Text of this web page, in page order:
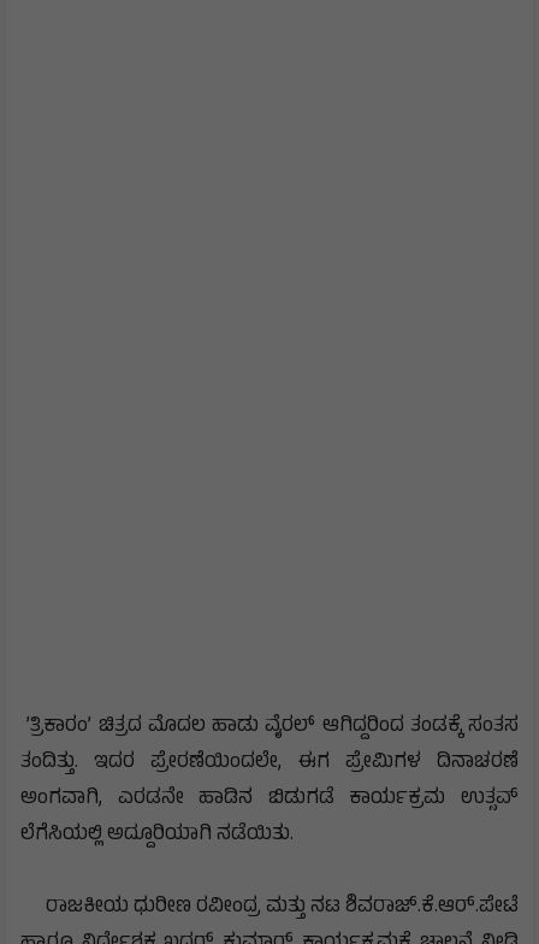
’ತ್ರಿಕಾರಂ’ ಚಿತ್ರದ ಮೊದಲ ಹಾಡು ವೈರಲ್ ಆಗಿದ್ದರಿಂದ ತಂಡಕ್ಕೆ ಸಂತಸ
ತಂದಿತ್ತು. ಇದರ ಪ್ರೇರಣೆಯಿಂದಲೇ, ಈಗ ಪ್ರೇಮಿಗಳ ದಿನಾಚರಣೆ
ಅಂಗವಾಗಿ, ಎರಡನೇ ಹಾಡಿನ ಬಿಡುಗಡೆ ಕಾರ್ಯಕ್ರಮ ಉತ್ಸವ್
ಲೆಗೆಸಿಯಲ್ಲಿ ಅದ್ದೂರಿಯಾಗಿ ನಡೆಯಿತು.
ರಾಜಕೀಯ ಧುರೀಣ ರವೀಂದ್ರ ಮತ್ತು ನಟ ಶಿವರಾಜ್.ಕೆ.ಆರ್.ಪೇಟೆ